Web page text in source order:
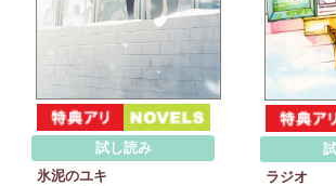
試し読み
氷泥のユキ
ラジオ